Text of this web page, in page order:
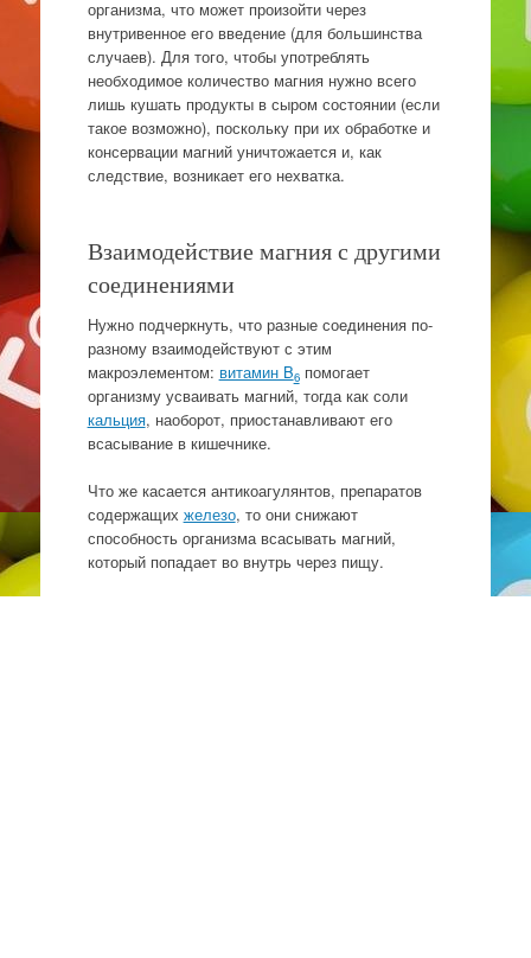
организма, что может произойти через
внутривенное его введение (для большинства
случаев). Для того, чтобы употреблять
необходимое количество магния нужно всего
лишь кушать продукты в сыром состоянии (если
такое возможно), поскольку при их обработке и
консервации магний уничтожается и, как
следствие, возникает его нехватка.
Взаимодействие магния с другими
соединениями
Нужно подчеркнуть, что разные соединения по-
разному взаимодействуют с этим
макроэлементом: витамин B6помогает
организму усваивать магний, тогда как соли
кальция, наоборот, приостанавливают его
всасывание в кишечнике.
Что же касается антикоагулянтов, препаратов
содержащих железо, то они снижают
способность организма всасывать магний,
который попадает во внутрь через пищу.